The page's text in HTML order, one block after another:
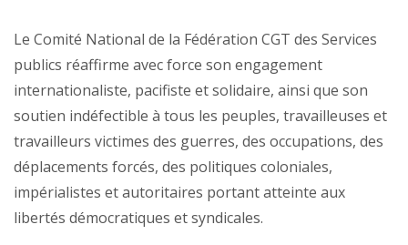
Le Comité National de la Fédération CGT des Services
publics réaffirme avec force son engagement
internationaliste, pacifiste et solidaire, ainsi que son
soutien indéfectible à tous les peuples, travailleuses et
travailleurs victimes des guerres, des occupations, des
déplacements forcés, des politiques coloniales,
impérialistes et autoritaires portant atteinte aux
libertés démocratiques et syndicales.